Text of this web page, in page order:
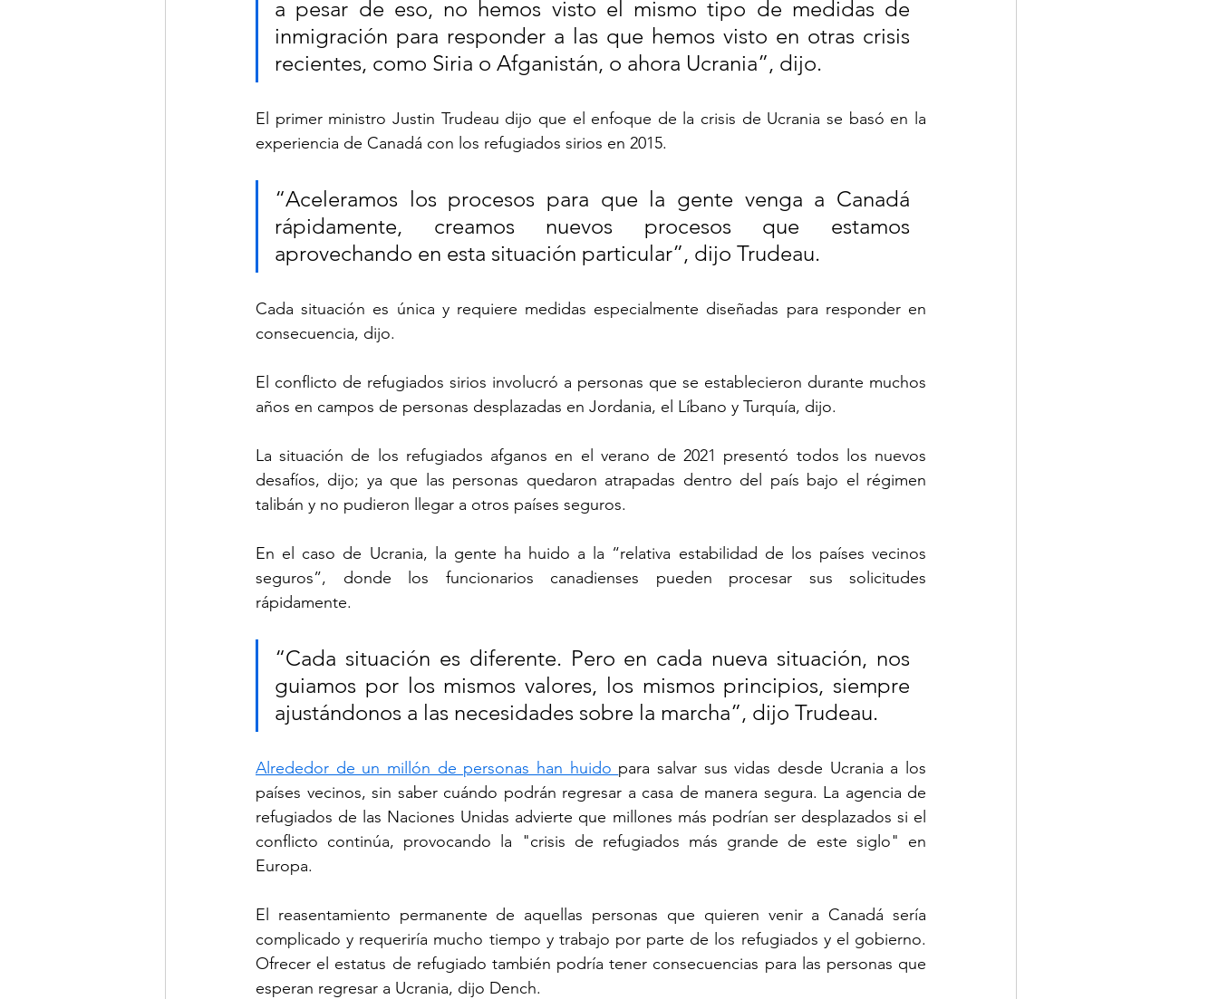
a pesar de eso, no hemos visto el mismo tipo de medidas de
inmigración para responder a las que hemos visto en otras crisis
recientes, como Siria o Afganistán, o ahora Ucrania”, dijo.
El primer ministro Justin Trudeau dijo que el enfoque de la crisis de Ucrania se basó en la
experiencia de Canadá con los refugiados sirios en 2015.
“Aceleramos los procesos para que la gente venga a Canadá
rápidamente, creamos nuevos procesos que estamos
aprovechando en esta situación particular”, dijo Trudeau.
Cada situación es única y requiere medidas especialmente diseñadas para responder en
consecuencia, dijo.
El conflicto de refugiados sirios involucró a personas que se establecieron durante muchos
años en campos de personas desplazadas en Jordania, el Líbano y Turquía, dijo.
La situación de los refugiados afganos en el verano de 2021 presentó todos los nuevos
desafíos, dijo; ya que las personas quedaron atrapadas dentro del país bajo el régimen
talibán y no pudieron llegar a otros países seguros.
En el caso de Ucrania, la gente ha huido a la “relativa estabilidad de los países vecinos
seguros”, donde los funcionarios canadienses pueden procesar sus solicitudes
rápidamente.
“Cada situación es diferente. Pero en cada nueva situación, nos
guiamos por los mismos valores, los mismos principios, siempre
ajustándonos a las necesidades sobre la marcha”, dijo Trudeau.
Alrededor de un millón de personas han huido para salvar sus vidas desde Ucrania a los
países vecinos, sin saber cuándo podrán regresar a casa de manera segura. La agencia de
refugiados de las Naciones Unidas advierte que millones más podrían ser desplazados si el
conflicto continúa, provocando la "crisis de refugiados más grande de este siglo" en
Europa.
El reasentamiento permanente de aquellas personas que quieren venir a Canadá sería
complicado y requeriría mucho tiempo y trabajo por parte de los refugiados y el gobierno.
Ofrecer el estatus de refugiado también podría tener consecuencias para las personas que
esperan regresar a Ucrania, dijo Dench.